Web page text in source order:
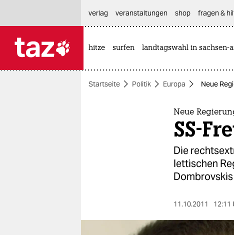
themen
verlag
veranstaltungen shop fragen &
hitze surfen landtagswahl in sachsen-
Startseite Politik Europa Neue
Neue
SS-
Die
lettischen
11.10.2011 12:11